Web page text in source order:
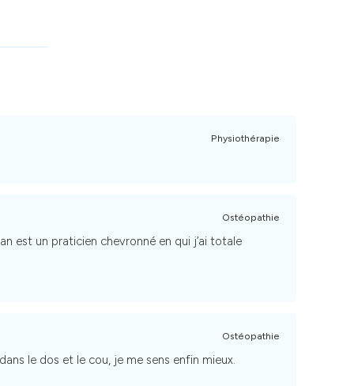
Physiothérapie
Ostéopathie
est un praticien chevronné en qui j’ai totale
Ostéopathie
le dos et le cou, je me sens enfin mieux.